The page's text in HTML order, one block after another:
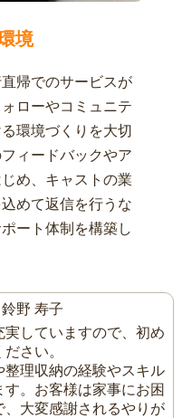
境
帰でのサービスが
ローやコミュニテ
環境づくりを大切
ィードバックやア
め、キャストの業
めて返信を行うな
ート体制を構築し
鈴野 寿子
実していますので、初め
さい。
整理収納の経験やスキル
す。お客様は家事にお困
、大変感謝されるやりが